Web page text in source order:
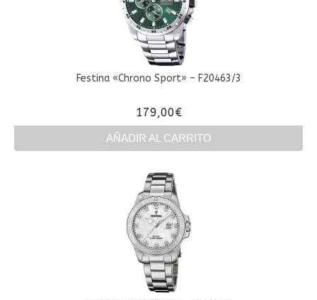
Festina «Chrono Sport» – F20463/3
179,00€
AÑADIR AL CARRITO